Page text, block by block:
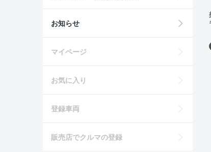
お知らせ
マイページ
お気に入り
登録車両
販売店でクルマの登録